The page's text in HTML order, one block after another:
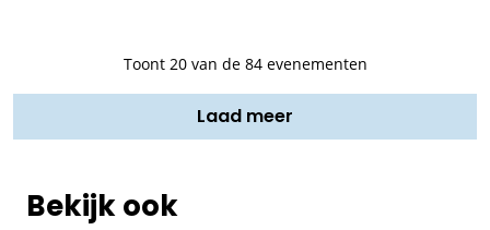
Toont 20van de 84 evenementen
Laad meer
Bekijk ook